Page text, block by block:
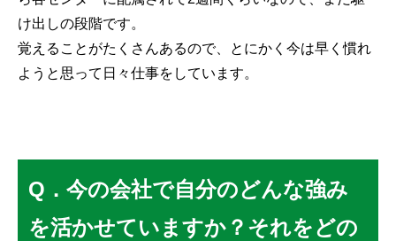
け出しの段階です。
覚えることがたくさんあるので、とにかく今は早く慣れ
ようと思って日々仕事をしています。
Q．今の会社で自分のどんな強み
を活かせていますか？それをどの